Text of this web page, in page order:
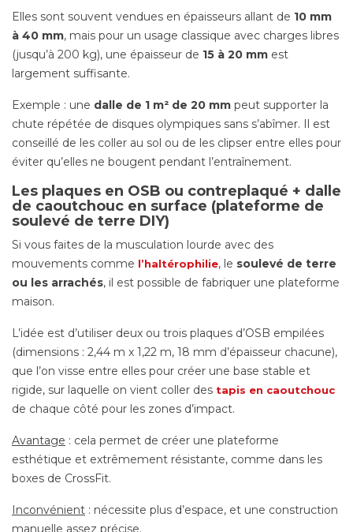
Elles sont souvent vendues en épaisseurs allant de 10 mm
à 40 mm, mais pour un usage classique avec charges libres
(jusqu’à 200 kg), une épaisseur de 15 à 20 mm est
largement suffisante.
Exemple : une dalle de 1 m² de 20 mm peut supporter la
chute répétée de disques olympiques sans s’abîmer. Il est
conseillé de les coller au sol ou de les clipser entre elles pour
éviter qu’elles ne bougent pendant l’entraînement.
Les plaques en OSB ou contreplaqué + dalle
de caoutchouc en surface (plateforme de
soulevé de terre DIY)
Si vous faites de la musculation lourde avec des
mouvements comme l’haltérophilie, le soulevé de terre
ou les arrachés, il est possible de fabriquer une plateforme
maison.
L’idée est d’utiliser deux ou trois plaques d’OSB empilées
(dimensions : 2,44 m x 1,22 m, 18 mm d’épaisseur chacune),
que l’on visse entre elles pour créer une base stable et
rigide, sur laquelle on vient coller des tapis en caoutchouc
de chaque côté pour les zones d’impact.
Avantage : cela permet de créer une plateforme
esthétique et extrêmement résistante, comme dans les
boxes de CrossFit.
Inconvénient : nécessite plus d’espace, et une construction
manuelle assez précise.